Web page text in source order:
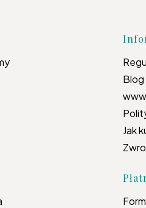
stopce
Blog
Jak